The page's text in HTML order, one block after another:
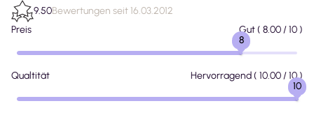
9.50Bewertungen seit 16.03.2012
Preis
Gut( 8.00/ 10 )
8
Qualtität Hervorragend( 10.00/ 10 )
10